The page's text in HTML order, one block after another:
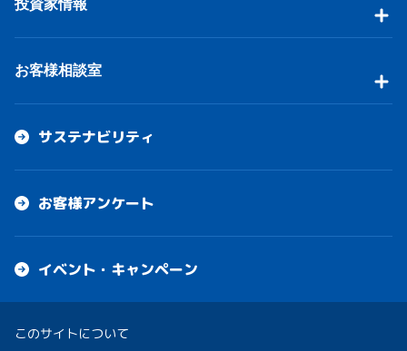
投資家情報
お客様相談室
サステナビリティ
お客様アンケート
イベント・キャンペーン
このサイトについて